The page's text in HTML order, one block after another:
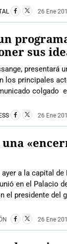
26 Ene
sus
presentará
los principales
colgado
26 Ene
a la capital de
en el Palacio
el presidente del
26 Ene